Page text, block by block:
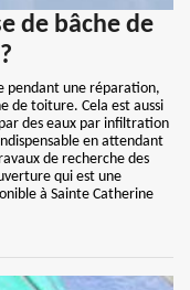
de bâche de
pendant une réparation,
de toiture. Cela est aussi
des eaux par infiltration
en attendant
de recherche des
qui est une
à Sainte Catherine